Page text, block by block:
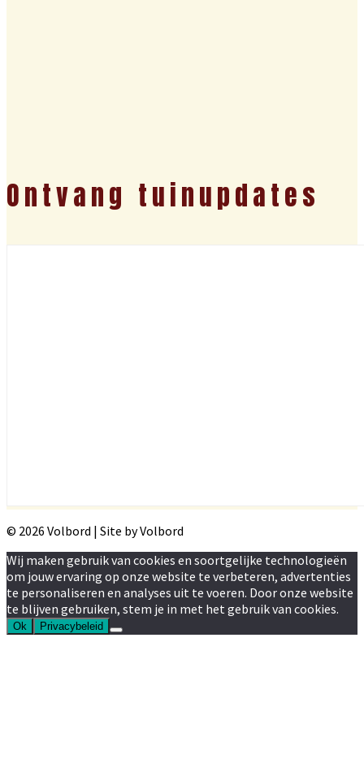
Ontvang tuinupdates
© 2026 Volbord | Site by Volbord
Wij maken gebruik van cookies en soortgelijke technologieën
om jouw ervaring op onze website te verbeteren, advertenties
te personaliseren en analyses uit te voeren. Door onze website
te blijven gebruiken, stem je in met het gebruik van cookies.
Ok Privacybeleid